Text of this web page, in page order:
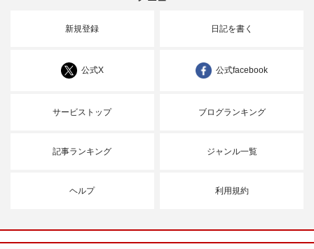
新規登録 日記を書く
公式X 公式facebook
サービストップ ブログランキング
記事ランキング ジャンル一覧
ヘルプ 利用規約